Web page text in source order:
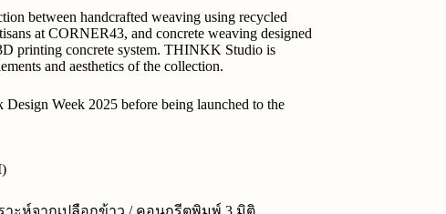
between handcrafted weaving using recycled
at CORNER43, and concrete weaving designed
printing concrete system. THINKK Studio is
and aesthetics of the collection.
Week 2025 before being launched to the
าะห์จากเปลือกข้าว / คอนกรีตพิมพ์ 3 มิติ